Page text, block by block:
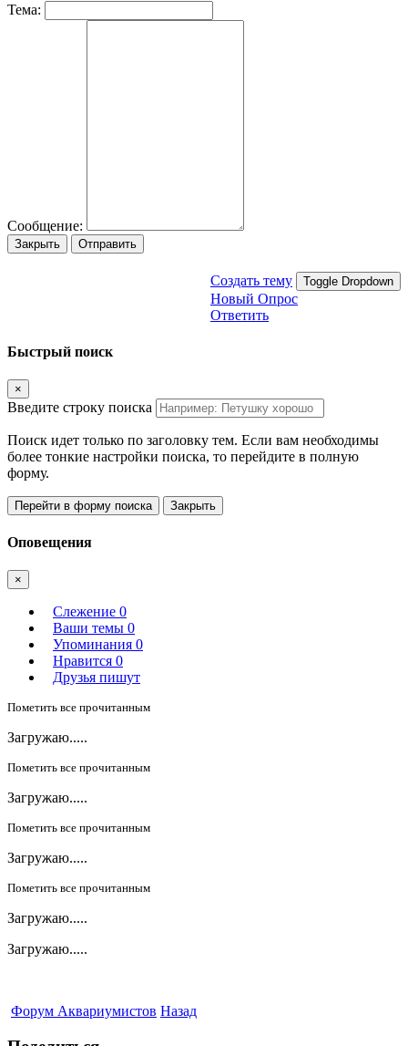
Тема:
Сообщение:
Закрыть Отправить
Создать тему Toggle Dropdown
Новый Опрос
Ответить
Быстрый поиск
×
Введите строку поиска
Поиск идет только по заголовку тем. Если вам необходимы
более тонкие настройки поиска, то перейдите в полную
форму.
Перейти в форму поиска Закрыть
Оповещения
×
Слежение 0
Ваши темы 0
Упоминания 0
Нравится 0
Друзья пишут
Пометить все прочитанным
Загружаю.....
Пометить все прочитанным
Загружаю.....
Пометить все прочитанным
Загружаю.....
Пометить все прочитанным
Загружаю.....
Загружаю.....
Форум Аквариумистов Назад